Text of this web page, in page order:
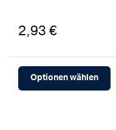
2,93 €
Optionen wählen